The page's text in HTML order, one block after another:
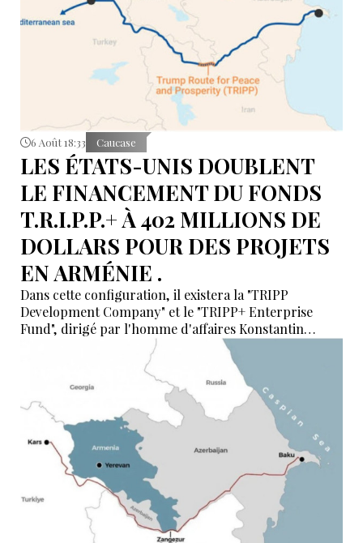
6 Août 18:33 Caucase
LES ÉTATS-UNIS DOUBLENT
LE FINANCEMENT DU FONDS
T.R.I.P.P.+ À 402 MILLIONS DE
DOLLARS POUR DES PROJETS
EN ARMÉNIE .
Dans cette configuration, il existera la "TRIPP
Development Company" et le "TRIPP+ Enterprise
Fund", dirigé par l'homme d'affaires Konstantin